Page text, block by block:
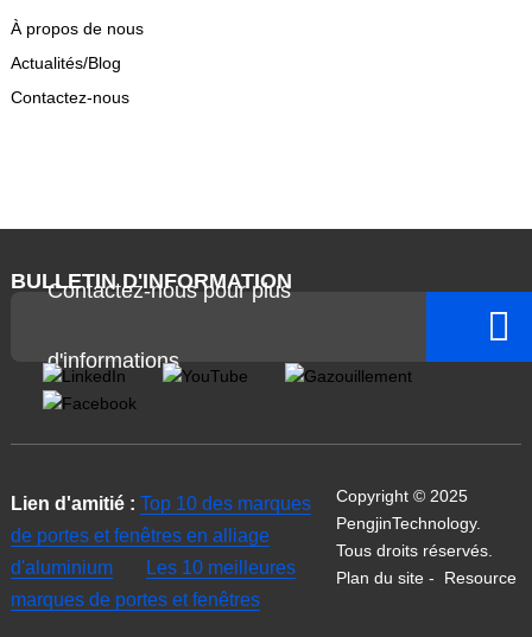
À propos de nous
Actualités/Blog
Contactez-nous
BULLETIN D'INFORMATION
Contactez-nous pour plus
d'informations
Lien d'amitié : Top 10 des marques
de portes et fenêtres en alliage
d'aluminium
Les 10 meilleures
marques de portes et fenêtres
Copyright © 2025
PengjinTechnology.
Tous droits réservés.
Plan du site- Resource